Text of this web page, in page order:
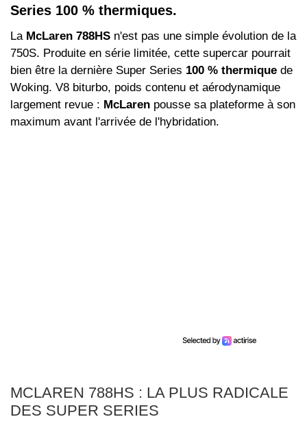
Series 100 % thermiques.
La McLaren 788HS n'est pas une simple évolution de la
750S. Produite en série limitée, cette supercar pourrait
bien être la dernière Super Series 100 % thermique de
Woking. V8 biturbo, poids contenu et aérodynamique
largement revue : McLaren pousse sa plateforme à son
maximum avant l'arrivée de l'hybridation.
MCLAREN 788HS : LA PLUS RADICALE
DES SUPER SERIES